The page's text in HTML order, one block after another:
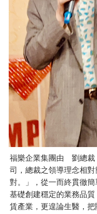
福樂企業集團由 劉總裁
司，總裁之領導理念相
對。」，從一而終貫徹
基礎創建穩定的業務品
賃產業，更遑論生醫，